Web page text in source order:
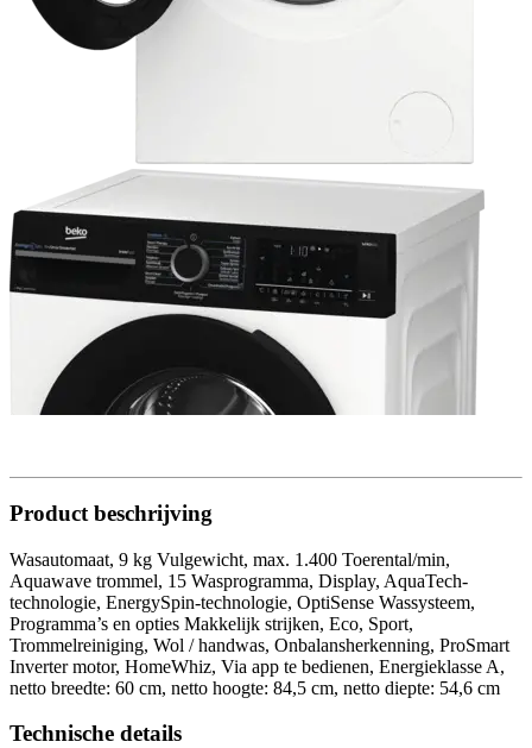
Product beschrijving
Wasautomaat, 9 kg Vulgewicht, max. 1.400 Toerental/min,
Aquawave trommel, 15 Wasprogramma, Display, AquaTech-
technologie, EnergySpin-technologie, OptiSense Wassysteem,
Programma’s en opties Makkelijk strijken, Eco, Sport,
Trommelreiniging, Wol / handwas, Onbalansherkenning, ProSmart
Inverter motor, HomeWhiz, Via app te bedienen, Energieklasse A,
netto breedte: 60 cm, netto hoogte: 84,5 cm, netto diepte: 54,6 cm
Technische details